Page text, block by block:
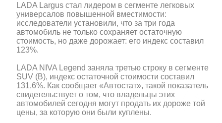
LADA Largus стал лидером в сегменте легковых
универсалов повышенной вместимости:
исследователи установили, что за три года
автомобиль не только сохраняет остаточную
стоимость, но даже дорожает: его индекс составил
123%.
LADA NIVA Legend заняла третью строку в сегменте
SUV (B), индекс остаточной стоимости составил
131,6%. Как сообщает «Автостат», такой показатель
свидетельствует о том, что владельцы этих
автомобилей сегодня могут продать их дороже той
цены, за которую они были куплены.